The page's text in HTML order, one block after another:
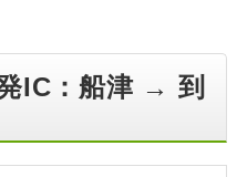
IC：船津 → 到